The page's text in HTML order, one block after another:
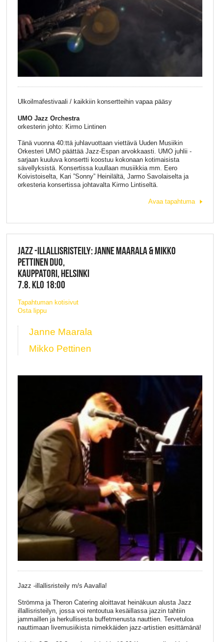
Ulkoilmafestivaali / kaikkiin konsertteihin vapaa pääsy
UMO Jazz Orchestra
orkesterin johto: Kirmo Lintinen
Tänä vuonna 40:ttä juhlavuottaan viettävä Uuden Musiikin
Orkesteri UMO päättää Jazz-Espan arvokkaasti. UMO juhlii -
sarjaan kuuluva konsertti koostuu kokonaan kotimaisista
sävellyksistä. Konsertissa kuullaan musiikkia mm. Eero
Koivistoiselta, Kari ”Sonny” Heinilältä, Jarmo Savolaiselta ja
orkesteria konsertissa johtavalta Kirmo Lintiseltä.
Avaa tapahtuma
JAZZ -ILLALLISRISTEILY: JANNE MAARALA & MIKKO
PETTINEN DUO,
KAUPPATORI, HELSINKI
7.8. KLO 18:00
Tapahtuman kotisivut
Osta lippu
Janne Maarala
Mikko Pettinen
Jazz -illallisristeily m/s Aavalla!
Strömma ja Theron Catering aloittavat heinäkuun alusta Jazz
illallisristeilyn, jossa voi rentoutua kesäillassa jazzin tahtiin
jammaillen ja herkullisesta buffetmenusta nauttien. Tervetuloa
nauttimaan livemusiikista nimekkäiden jazz-artistien esittämänä!